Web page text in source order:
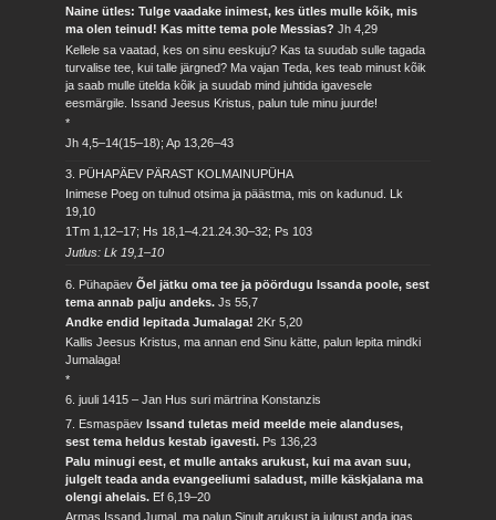
Naine ütles: Tulge vaadake inimest, kes ütles mulle kõik, mis
ma olen teinud! Kas mitte tema pole Messias?Jh 4,29
Kellele sa vaatad, kes on sinu eeskuju? Kas ta suudab sulle tagada
turvalise tee, kui talle järgned? Ma vajan Teda, kes teab minust kõik
ja saab mulle ütelda kõik ja suudab mind juhtida igavesele
eesmärgile. Issand Jeesus Kristus, palun tule minu juurde!
*
Jh 4,5–14(15–18); Ap 13,26–43
3. PÜHAPÄEV PÄRAST KOLMAINUPÜHA
Inimese Poeg on tulnud otsima ja päästma, mis on kadunud. Lk
19,10
1Tm 1,12–17; Hs 18,1–4.21.24.30–32; Ps 103
Jutlus: Lk 19,1–10
6. PühapäevÕel jätku oma tee ja pöördugu Issanda poole, sest
tema annab palju andeks.Js 55,7
Andke endid lepitada Jumalaga!2Kr 5,20
Kallis Jeesus Kristus, ma annan end Sinu kätte, palun lepita mindki
Jumalaga!
*
6. juuli 1415 – Jan Hus suri märtrina Konstanzis
7. EsmaspäevIssand tuletas meid meelde meie alanduses,
sest tema heldus kestab igavesti. Ps 136,23
Palu minugi eest, et mulle antaks arukust, kui ma avan suu,
julgelt teada anda evangeeliumi saladust, mille käskjalana ma
olengi ahelais. Ef 6,19–20
Armas Issand Jumal, ma palun Sinult arukust ja julgust anda igas